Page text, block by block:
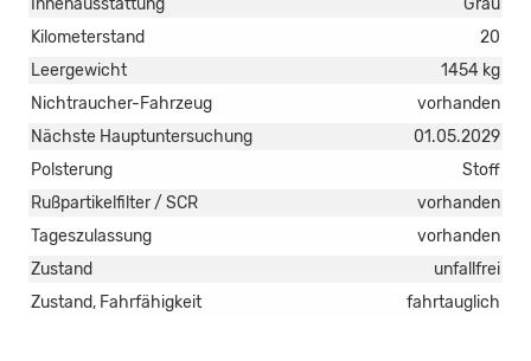
Kilometerstand
20
Leergewicht
1454 kg
Nichtraucher-Fahrzeug
vorhanden
Nächste Hauptuntersuchung
01.05.2029
Polsterung
Stoff
Rußpartikelfilter / SCR
vorhanden
Tageszulassung
vorhanden
Zustand
unfallfrei
Zustand, Fahrfähigkeit
fahrtauglich